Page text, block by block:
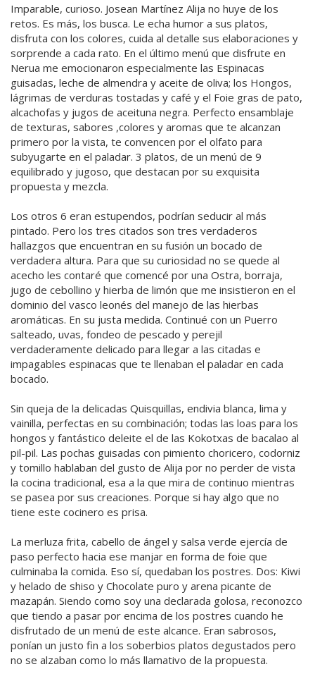
Imparable, curioso. Josean Martínez Alija no huye de los
retos. Es más, los busca. Le echa humor a sus platos,
disfruta con los colores, cuida al detalle sus elaboraciones y
sorprende a cada rato. En el último menú que disfrute en
Nerua me emocionaron especialmente las Espinacas
guisadas, leche de almendra y aceite de oliva; los Hongos,
lágrimas de verduras tostadas y café y el Foie gras de pato,
alcachofas y jugos de aceituna negra. Perfecto ensamblaje
de texturas, sabores ,colores y aromas que te alcanzan
primero por la vista, te convencen por el olfato para
subyugarte en el paladar. 3 platos, de un menú de 9
equilibrado y jugoso, que destacan por su exquisita
propuesta y mezcla.
Los otros 6 eran estupendos, podrían seducir al más
pintado. Pero los tres citados son tres verdaderos
hallazgos que encuentran en su fusión un bocado de
verdadera altura. Para que su curiosidad no se quede al
acecho les contaré que comencé por una Ostra, borraja,
jugo de cebollino y hierba de limón que me insistieron en el
dominio del vasco leonés del manejo de las hierbas
aromáticas. En su justa medida. Continué con un Puerro
salteado, uvas, fondeo de pescado y perejil
verdaderamente delicado para llegar a las citadas e
impagables espinacas que te llenaban el paladar en cada
bocado.
Sin queja de la delicadas Quisquillas, endivia blanca, lima y
vainilla, perfectas en su combinación; todas las loas para los
hongos y fantástico deleite el de las Kokotxas de bacalao al
pil-pil. Las pochas guisadas con pimiento choricero, codorniz
y tomillo hablaban del gusto de Alija por no perder de vista
la cocina tradicional, esa a la que mira de continuo mientras
se pasea por sus creaciones. Porque si hay algo que no
tiene este cocinero es prisa.
La merluza frita, cabello de ángel y salsa verde ejercía de
paso perfecto hacia ese manjar en forma de foie que
culminaba la comida. Eso sí, quedaban los postres. Dos: Kiwi
y helado de shiso y Chocolate puro y arena picante de
mazapán. Siendo como soy una declarada golosa, reconozco
que tiendo a pasar por encima de los postres cuando he
disfrutado de un menú de este alcance. Eran sabrosos,
ponían un justo fin a los soberbios platos degustados pero
no se alzaban como lo más llamativo de la propuesta.